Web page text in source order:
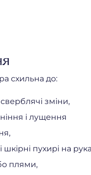
схильна до:
сверблячі зміни,
і лущення
шкірні пухирі на
плями,